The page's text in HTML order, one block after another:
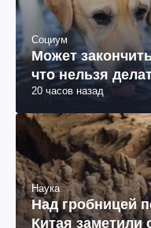
Социум
Может
что нельзя
Наука
Над гробницей